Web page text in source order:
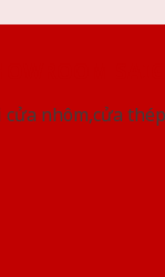
nhôm,cửa